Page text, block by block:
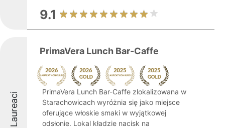
9.1
Laureaci
PrimaVera Lunch Bar-Caffe
PrimaVera Lunch Bar-Caffe zlokalizowana w
Starachowicach wyróżnia się jako miejsce
oferujące włoskie smaki w wyjątkowej
odsłonie. Lokal kładzie nacisk na